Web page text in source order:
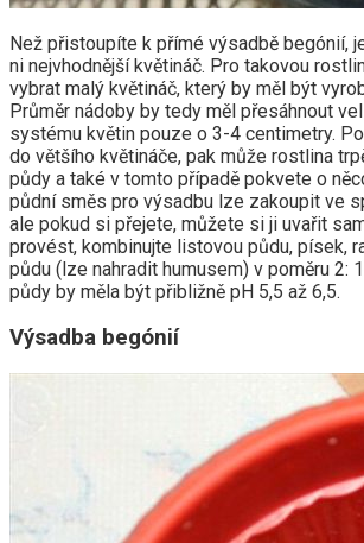
Než přistoupíte k přímé výsadbě begónií,
ni nejvhodnější květináč. Pro takovou
vybrat malý květináč, který by měl být
Průměr nádoby by tedy měl přesáhnout
systému květin pouze o 3-4 centimetry.
do většího květináče, pak může rostlina
půdy a také v tomto případě pokvete o
půdní směs pro výsadbu lze zakoupit ve
ale pokud si přejete, můžete si ji uvařit
provést, kombinujte listovou půdu, písek,
půdu (lze nahradit humusem) v poměru 2:
půdy by měla být přibližně pH 5,5 až 6,5.
Výsadba begónií